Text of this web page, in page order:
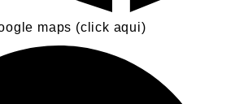
maps (click aqui)